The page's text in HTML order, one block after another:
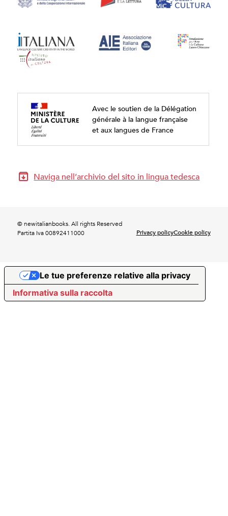
Avec le soutien de la Délégation
générale à la langue française
et aux langues de France
Naviga nell’archivio del sito in lingua tedesca
© newitalianbooks. All rights Reserved
Partita Iva 00892411000
Privacy policyCookie policy
Informativa sulla raccolta
Le tue preferenze relative alla privacy